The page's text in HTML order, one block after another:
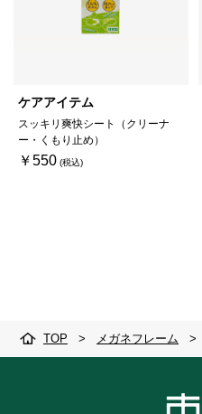
ケアアイテム
スッキリ爽快シート（クリーナ
ー・くもり止め）
￥550
TOP > メガネフレーム >